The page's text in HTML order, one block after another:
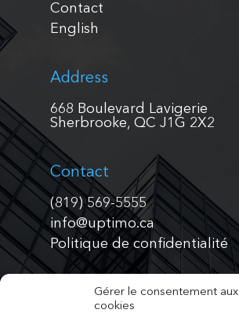
Gérer le consentement aux
cookies
Contact
English
Address
668 Boulevard Lavigerie
Sherbrooke, QC J1G 2X2
Contact
(819) 569-5555
info@uptimo.ca
Politique de confidentialité
Admin section